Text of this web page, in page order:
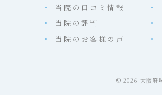
当院の口コミ情報
当院の評判
当院のお客様の声
© 2026 大阪府